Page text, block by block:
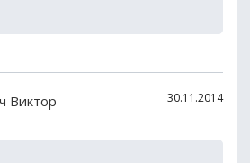
Виктор 30.11.2014